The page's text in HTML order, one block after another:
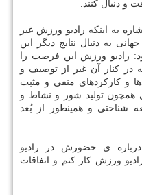
و دنبال كنند.
به اینكه رادیو ورزش غیر
به دنبال نتایج دیگر این
رادیو ورزش این فرصت را
در كنار آن غیر از توصیف و
و كاركردهای منفی و مثبت
همچون تولید شور و نشاط و
شناختی و همینطور از بُعد
درباره ی حضورش در رادیو
ورزش كار كنم و اتفاقات